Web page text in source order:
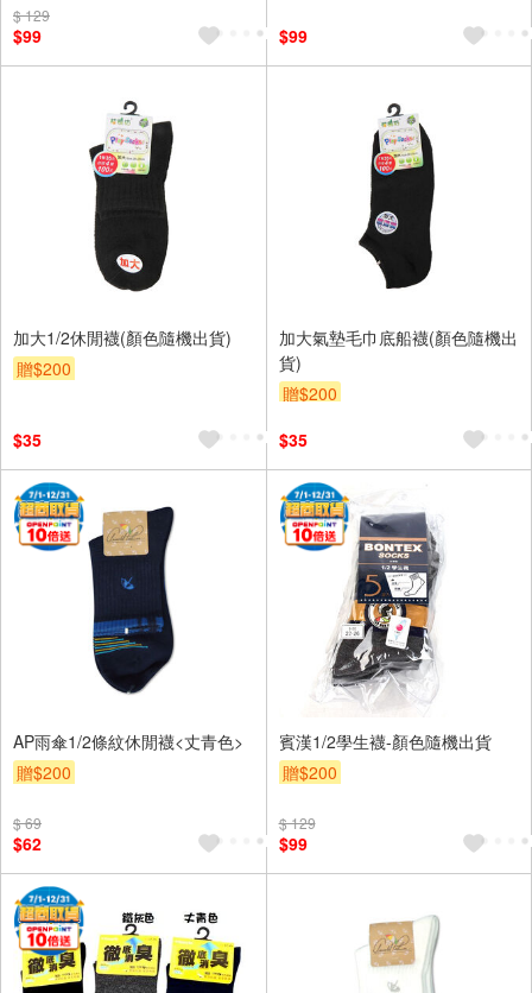
$ 129
$99
$99
加大1/2休閒襪(顏色隨機出貨)
贈$200
$35
加大氣墊毛巾底船襪(顏色隨機出
貨)
贈$200
$35
AP雨傘1/2條紋休閒襪<丈青色>
贈$200
$ 69
$62
賓漢1/2學生襪-顏色隨機出貨
贈$200
$ 129
$99